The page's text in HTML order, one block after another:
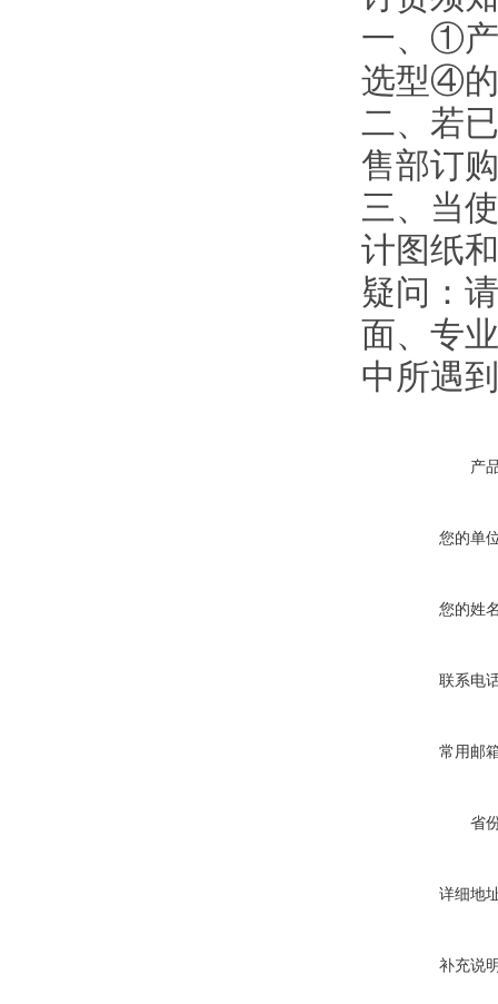
一、①
选型④
二、若
售部订
三、当
计图纸
疑问：
面、专
中所遇
产
您的单
您的姓
联系电
常用邮
省
详细地
补充说